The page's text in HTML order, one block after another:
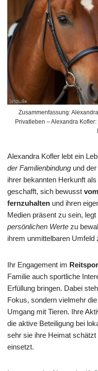
Zusammenfassung:
Privatleben – Alexandra
Alexandra Kofler lebt ein
der Familienbindung und
ihrer bekannten Herkunft
geschafft, sich bewusst
fernzuhalten und ihren
Medien präsent zu sein,
persönlichen Werte zu
ihrem unmittelbaren Umfeld
Ihr Engagement im
Familie auch sportliche
Erfüllung bringen. Dabei
Fokus, sondern vielmehr
Umgang mit Tieren. Ihre
die aktive Beteiligung bei
sehr sie ihre Heimat
einsetzt.